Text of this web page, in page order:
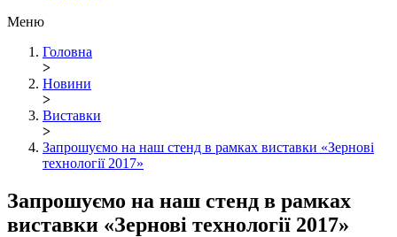
Меню
Головна
>
Новини
>
Виставки
>
Запрошуємо на наш стенд в рамках виставки «Зернові
технології 2017»
Запрошуємо на наш стенд в рамках
виставки «Зернові технології 2017»